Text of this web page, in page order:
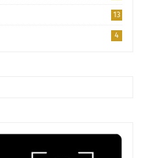
13
4